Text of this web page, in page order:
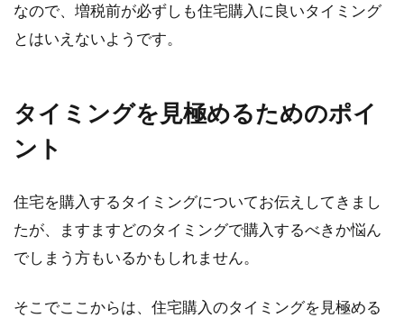
なので、増税前が必ずしも住宅購入に良いタイミング
とはいえないようです。
タイミングを見極めるためのポイ
ント
住宅を購入するタイミングについてお伝えしてきまし
たが、ますますどのタイミングで購入するべきか悩ん
でしまう方もいるかもしれません。
そこでここからは、住宅購入のタイミングを見極める